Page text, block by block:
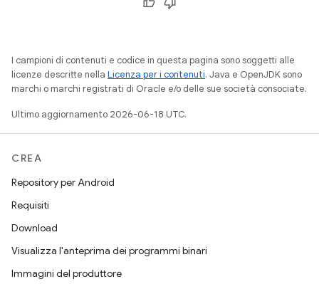
I campioni di contenuti e codice in questa pagina sono soggetti alle
licenze descritte nella Licenza per i contenuti. Java e OpenJDK sono
marchi o marchi registrati di Oracle e/o delle sue società consociate.
Ultimo aggiornamento 2026-06-18 UTC.
CREA
Repository per Android
Requisiti
Download
Visualizza l'anteprima dei programmi binari
Immagini del produttore